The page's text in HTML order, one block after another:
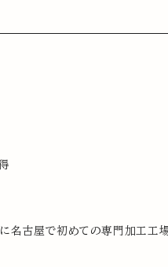
名古屋で初めての専門加工工